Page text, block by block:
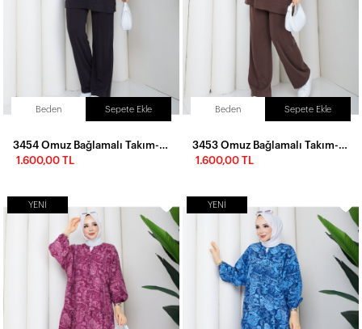
Beden Sepete Ekle
1.600,00 TL
Beden Sepete Ekle
1.600,00 TL
YENI YENI